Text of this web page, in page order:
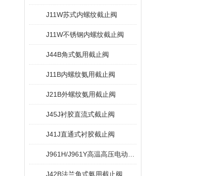
J11W苏式内螺纹截止阀
J11W不锈钢内螺纹截止阀
J44B角式氨用截止阀
J11B内螺纹氨用截止阀
J21B外螺纹氨用截止阀
J45J衬胶直流式截止阀
J41J直通式衬胶截止阀
J42B法兰角式氨用截止阀